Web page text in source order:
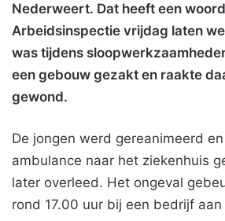
Nederweert. Dat heeft een
Arbeidsinspectie vrijdag laten
was tijdens
een gebouw gezakt en raakte
gewond.
De jongen werd gereanimeerd
ambulance naar het ziekenhuis
later overleed. Het ongeval
rond 17.00 uur bij een bedrijf